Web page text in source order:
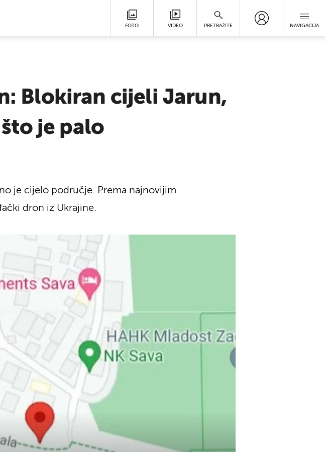
FOTO VIDEO PRETRAŽITE NAVIGACIJA
Blokiran cijeli Jarun,
je palo
je cijelo područje. Prema najnovijim
dron iz Ukrajine.